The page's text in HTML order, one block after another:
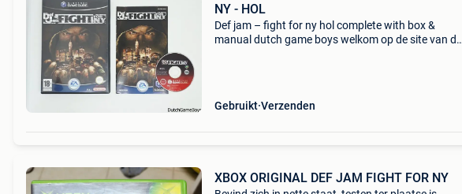
NY - HOL
Def jam – fight for ny hol complete with box &
manual dutch game boys welkom op de site van de
Gebruikt Verzenden
XBOX ORIGINAL DEF JAM FIGHT FOR NY